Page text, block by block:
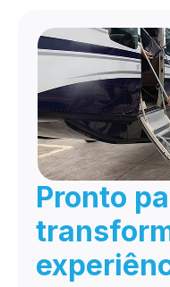
Pronto